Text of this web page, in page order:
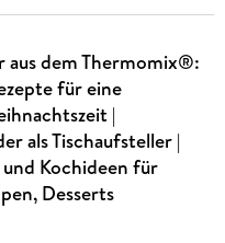
aus dem Thermomix®:
für eine
|
als Tischaufsteller |
Kochideen für
Desserts